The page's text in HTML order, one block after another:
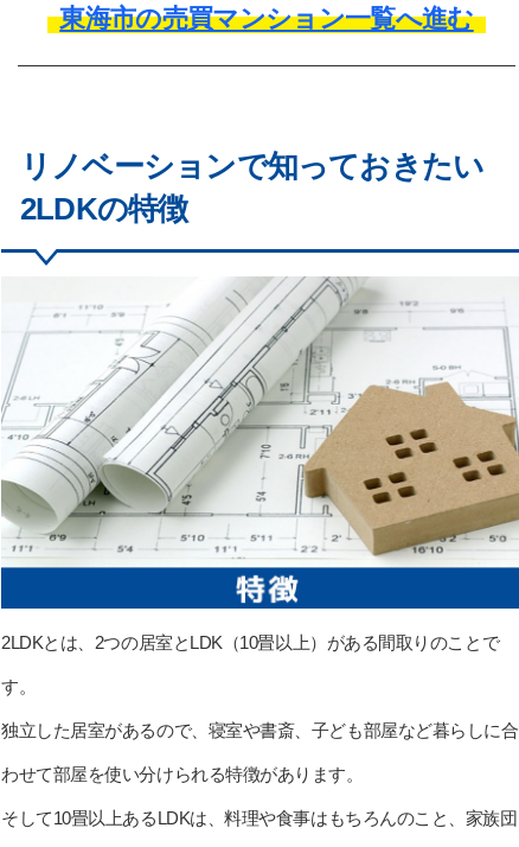
東海市の売買マンション一覧へ進む
リノベーションで知っておきたい
2LDKの特徴
2LDKとは、2つの居室とLDK（10畳以上）がある間取りのことで
す。
独立した居室があるので、寝室や書斎、子ども部屋など暮らしに合
わせて部屋を使い分けられる特徴があります。
そして10畳以上あるLDKは、料理や食事はもちろんのこと、家族団